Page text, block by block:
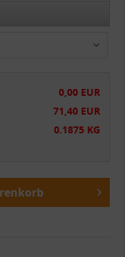
0,00 EUR
71,40 EUR
0.1875 KG